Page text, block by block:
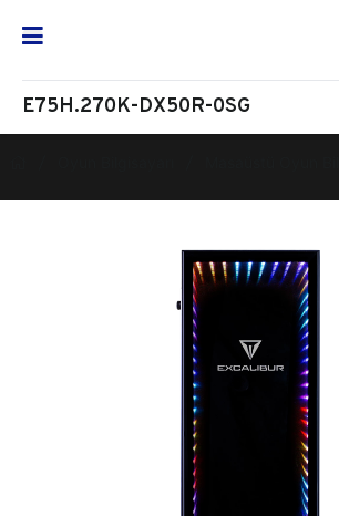
E75H.270K-DX50R-0SG